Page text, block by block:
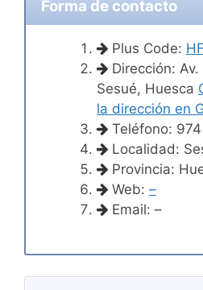
Forma de contacto
Plus Code:
Dirección:
Sesué, Huesca
la dirección en
Teléfono:
Localidad:
Provincia:
Web: –
Email: –